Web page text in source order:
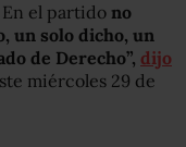
En el partido no
un solo dicho, un
de Derecho”, dijo
miércoles 29 de